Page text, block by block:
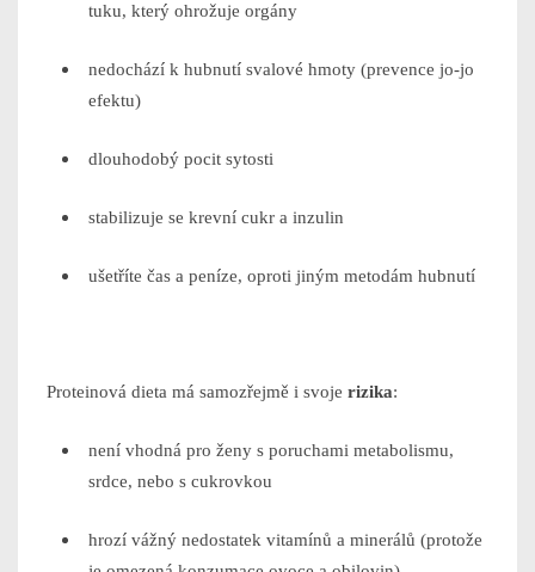
tuku, který ohrožuje orgány
nedochází k hubnutí svalové hmoty (prevence jo-jo
efektu)
dlouhodobý pocit sytosti
stabilizuje se krevní cukr a inzulin
ušetříte čas a peníze, oproti jiným metodám hubnutí
Proteinová dieta má samozřejmě i svoje rizika:
není vhodná pro ženy s poruchami metabolismu,
srdce, nebo s cukrovkou
hrozí vážný nedostatek vitamínů a minerálů (protože